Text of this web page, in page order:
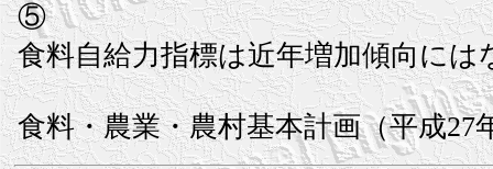
⑤
食料自給力指標は近年増加傾向には
食料・農業・農村基本計画（平成27